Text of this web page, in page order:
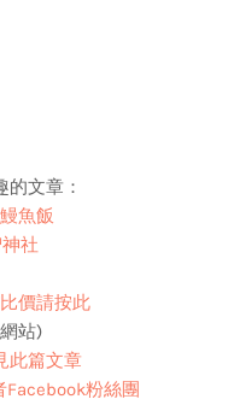
文章：
魚飯
社
價請按此
站)
此篇文章
Facebook粉絲團